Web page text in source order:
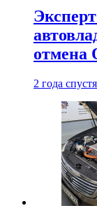
2 года спустя